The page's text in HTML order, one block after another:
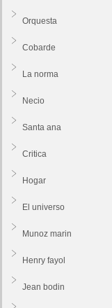
Orquesta
Cobarde
La norma
Necio
Santa ana
Critica
Hogar
El universo
Munoz marin
Henry fayol
Jean bodin